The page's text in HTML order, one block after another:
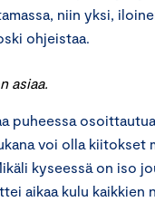
niin yksi,
ohjeistaa.
asiaa.
puheessa
voi olla kiitokset
kyseessä on iso
aikaa kulu kaikkien